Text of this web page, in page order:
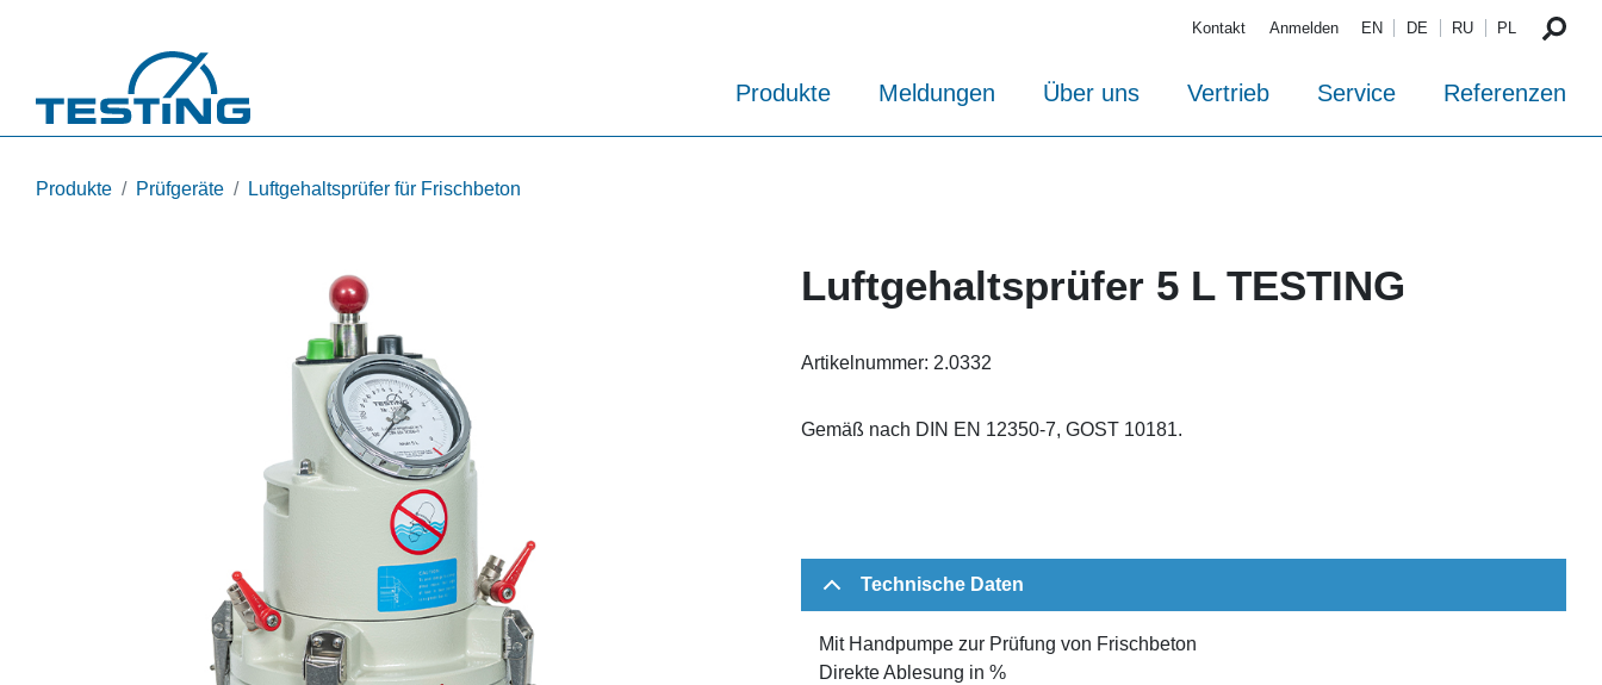
Kontakt Anmelden EN DE RU PL
Produkte Meldungen Über uns Vertrieb Service Referenzen
Produkte Prüfgeräte Luftgehaltsprüfer für Frischbeton
Luftgehaltsprüfer 5 L TESTING
Artikelnummer: 2.0332
Gemäß nach DIN EN 12350-7, GOST 10181.
Technische Daten
Mit Handpumpe zur Prüfung von Frischbeton
Direkte Ablesung in %